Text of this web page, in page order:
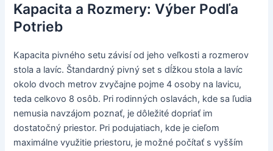
Kapacita a Rozmery: Výber Podľa
Potrieb
Kapacita pivného setu závisí od jeho veľkosti a rozmerov
stola a lavíc. Štandardný pivný set s dĺžkou stola a lavíc
okolo dvoch metrov zvyčajne pojme 4 osoby na lavicu,
teda celkovo 8 osôb. Pri rodinných oslavách, kde sa ľudia
nemusia navzájom poznať, je dôležité dopriať im
dostatočný priestor. Pri podujatiach, kde je cieľom
maximálne využitie priestoru, je možné počítať s vyšším